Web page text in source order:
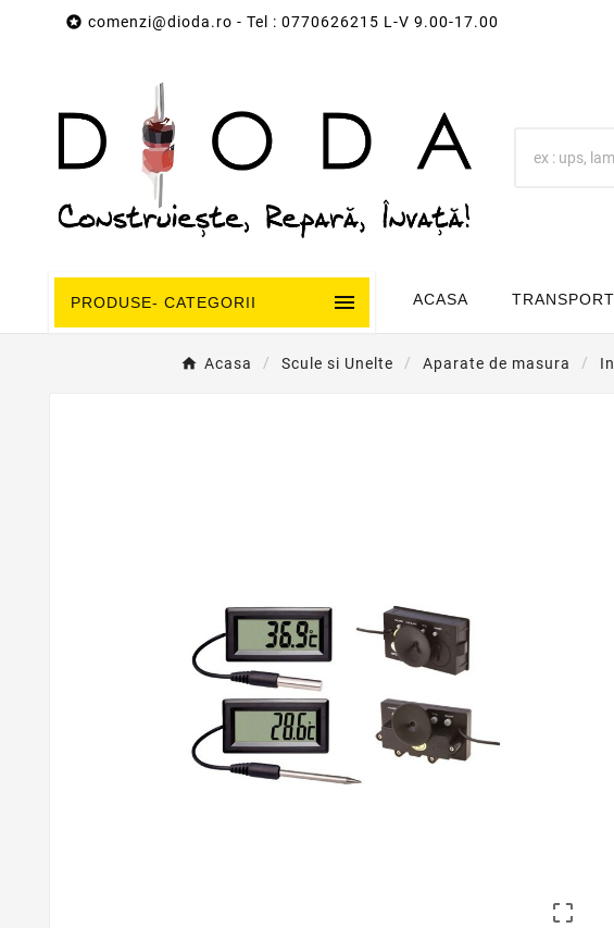
 comenzi@dioda.ro - Tel : 0770626215 L-V 9.00-17.00
PRODUSE- CATEGORII  ACASA TRANSPORT
Acasa Scule si Unelte Aparate de masura
